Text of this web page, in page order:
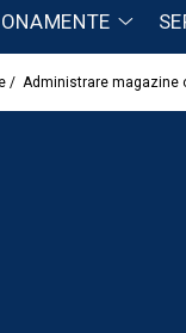
/ Administrare magazine